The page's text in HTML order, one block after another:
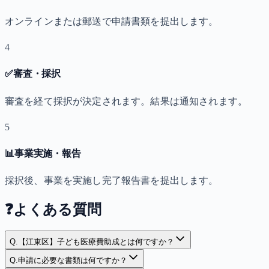
オンラインまたは郵送で申請書類を提出します。
4
✅審査・採択
審査を経て採択が決定されます。結果は通知されます。
5
📊事業実施・報告
採択後、事業を実施し完了報告書を提出します。
❓よくある質問
Q. 【江東区】子ども医療費助成とは何ですか？
Q.申請に必要な書類は何ですか？